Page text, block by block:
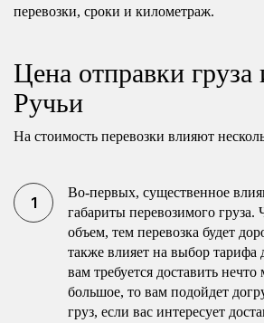
перевозки, сроки и километраж.
Цена отправки груза
Ручьи
На стоимость перевозки влияют
Во-первых, существенное
габариты перевозимого груза.
объем, тем перевозка будет
также влияет на выбор тарифа
вам требуется доставить нечто
большое, то вам подойдет
груз, если вас интересует